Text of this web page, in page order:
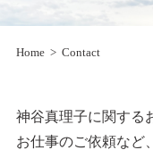
Home Contact
神谷真理子に関する
お仕事のご依頼など